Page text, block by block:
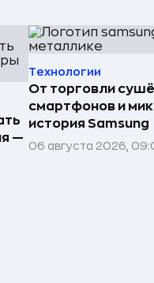
—
Технологии
От торговли
смартфонов и
история Samsung
06 августа 2026,